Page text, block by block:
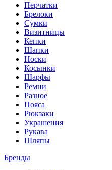
Перчатки
Брелоки
Сумки
Визитницы
Кепки
Шапки
Носки
Косынки
Шарфы
Ремни
Разное
Пояса
Рюкзаки
Украшения
Рукава
Шляпы
Бренды